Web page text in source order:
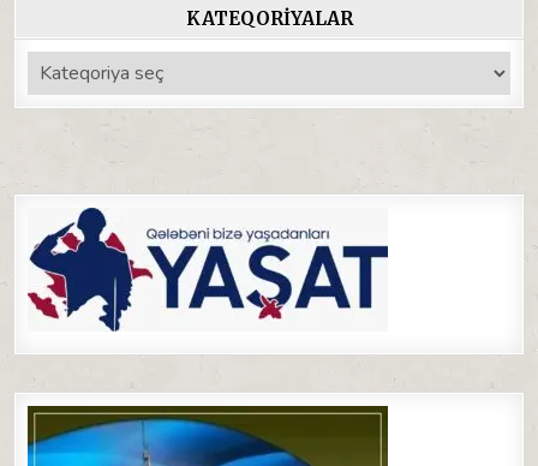
KATEQORIYALAR
Kateqoriyalar